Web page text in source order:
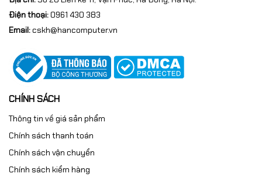
Điện thoại:0961 430 383
Email:cskh@hancomputer.vn
CHÍNH SÁCH
Thông tin về giá sản phẩm
Chính sách thanh toán
Chính sách vận chuyển
Chính sách kiểm hàng